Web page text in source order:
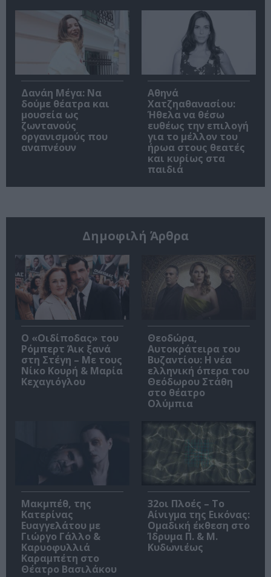
Δανάη Μέγα: Να
δούμε θέατρα και
μουσεία ως
ζωντανούς
οργανισμούς που
αναπνέουν
Αθηνά
Χατζηαθανασίου:
Ήθελα να θέσω
ευθέως την επιλογή
για το μέλλον του
ήρωα στους θεατές
και κυρίως στα
παιδιά
Δημοφιλή Άρθρα
O «Οιδίποδας» του
Ρόμπερτ Άικ ξανά
στη Στέγη – Με τους
Νίκο Κουρή & Μαρία
Κεχαγιόγλου
Θεοδώρα,
Αυτοκράτειρα του
Βυζαντίου: Η νέα
ελληνική όπερα του
Θεόδωρου Στάθη
στο θέατρο
Ολύμπια
Μακμπέθ, της
Κατερίνας
Ευαγγελάτου με
Γιώργο Γάλλο &
Καρυοφυλλιά
Καραμπέτη στο
Θέατρο Βασιλάκου
32οι Πλοές – Το
Αίνιγμα της Εικόνας:
Ομαδική έκθεση στο
Ίδρυμα Π. & Μ.
Κυδωνιέως